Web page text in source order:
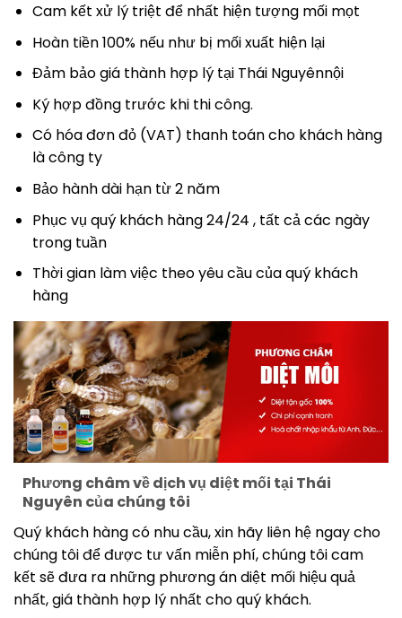
Cam kết xử lý triệt để nhất hiện tượng mối mọt
Hoàn tiền 100% nếu như bị mối xuất hiện lại
Đảm bảo giá thành hợp lý tại Thái Nguyênnội
Ký hợp đồng trước khi thi công.
Có hóa đơn đỏ (VAT) thanh toán cho khách hàng
là công ty
Bảo hành dài hạn từ 2 năm
Phục vụ quý khách hàng 24/24 , tất cả các ngày
trong tuần
Thời gian làm việc theo yêu cầu của quý khách
hàng
Phương châm về dịch vụ diệt mối tại Thái
Nguyên của chúng tôi
Quý khách hàng có nhu cầu, xin hãy liên hệ ngay cho
chúng tôi để được tư vấn miễn phí, chúng tôi cam
kết sẽ đưa ra những phương án diệt mối hiệu quả
nhất, giá thành hợp lý nhất cho quý khách.